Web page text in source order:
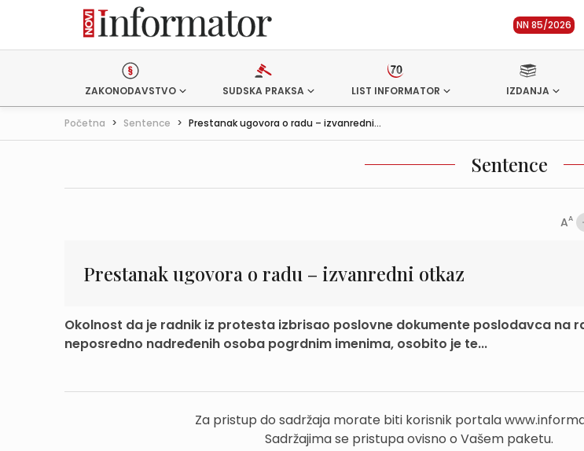
NN 85/2026
ZAKONODAVSTVO SUDSKA PRAKSA LIST INFORMATOR IZDANJA
Početna > Sentence > Prestanak ugovora o radu – izvanredni...
Sentence
AA
Prestanak ugovora o radu – izvanredni otkaz
Okolnost da je radnik iz protesta izbrisao poslovne dokumente poslodavca na
neposredno nadređenih osoba pogrdnim imenima, osobito je te...
Za pristup do sadržaja morate biti korisnik portala
Sadržajima se pristupa ovisno o Vašem paketu.